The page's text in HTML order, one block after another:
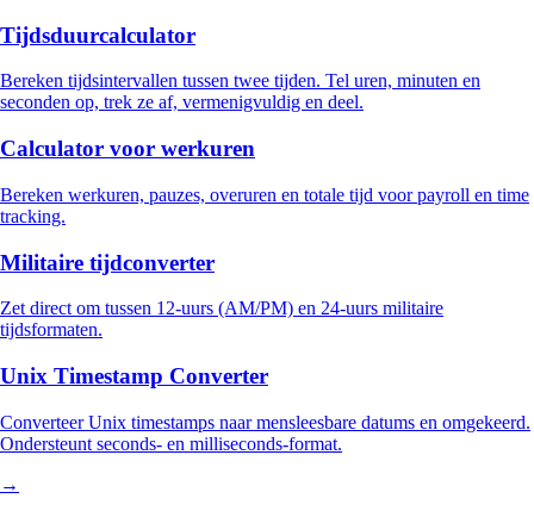
Tijdsduurcalculator
Bereken tijdsintervallen tussen twee tijden. Tel uren, minuten en
seconden op, trek ze af, vermenigvuldig en deel.
Calculator voor werkuren
Bereken werkuren, pauzes, overuren en totale tijd voor payroll en time
tracking.
Militaire tijdconverter
Zet direct om tussen 12-uurs (AM/PM) en 24-uurs militaire
tijdsformaten.
Unix Timestamp Converter
Converteer Unix timestamps naar mensleesbare datums en omgekeerd.
Ondersteunt seconds- en milliseconds-format.
→